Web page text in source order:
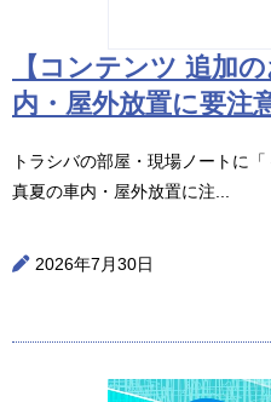
【コンテンツ 追加
内・屋外放置に要注
トラシバの部屋・現場ノートに
真夏の車内・屋外放置に注...
2026年7月30日